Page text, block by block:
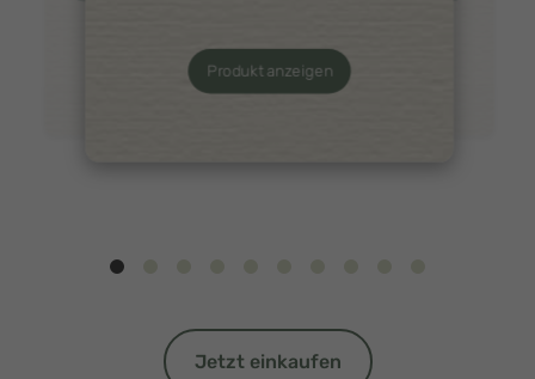
Produkt anzeigen
Jetzt einkaufen